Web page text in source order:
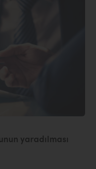
yaradılması